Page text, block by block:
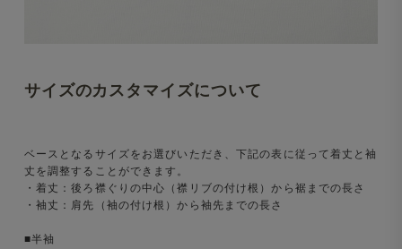
サイズのカスタマイズについて
ベースとなるサイズをお選びいただき、下記の表に従って着丈と袖
丈を調整することができます。
・着丈：後ろ襟ぐりの中心（襟リブの付け根）から裾までの長さ
・袖丈：肩先（袖の付け根）から袖先までの長さ
■半袖